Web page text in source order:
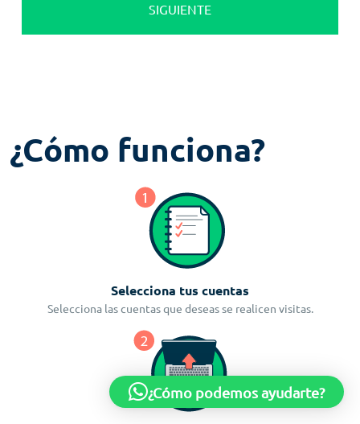
SIGUIENTE
¿Cómo funciona?
Selecciona tus cuentas
Selecciona las cuentas que deseas se realicen visitas.
¿Cómo podemos ayudarte?